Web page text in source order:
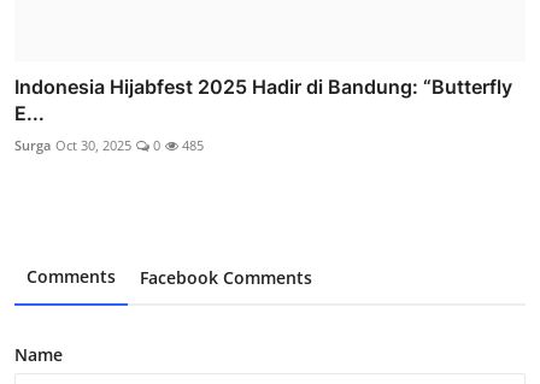
Indonesia Hijabfest 2025 Hadir di Bandung: “Butterfly
E...
Surga Oct 30, 2025 0 485
Comments Facebook Comments
Name